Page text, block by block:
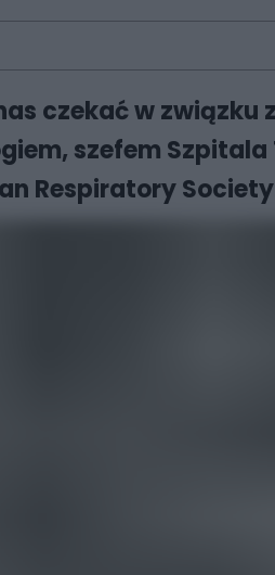
czekać w związku
szefem
Respiratory